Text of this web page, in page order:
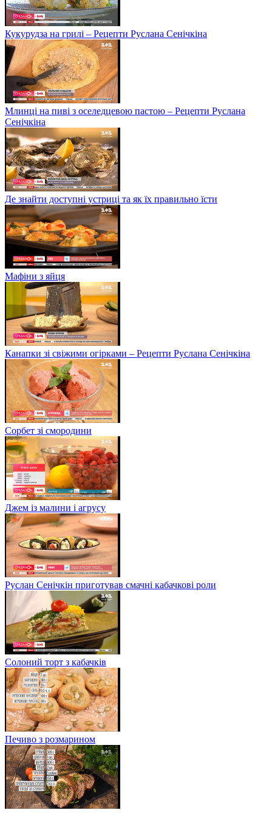
Кукурудза на грилі – Рецепти Руслана Сенічкіна
Млинці на пиві з оселедцевою пастою – Рецепти Руслана
Сенічкіна
Де знайти доступні устриці та як їх правильно їсти
Мафіни з яйця
Канапки зі свіжими огірками – Рецепти Руслана Сенічкіна
Сорбет зі смородини
Джем із малини і агрусу
Руслан Сенічкін приготував смачні кабачкові роли
Солоний торт з кабачків
Печиво з розмарином